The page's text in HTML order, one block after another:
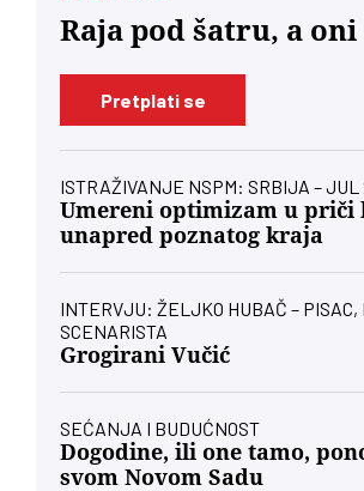
Raja pod šatru, a
Pretplati se
ISTRAŽIVANJE NSPM: SRBIJA – JUL
Umereni optimizam u priči
unapred poznatog kraja
INTERVJU: ŽELJKO HUBAČ – PISAC,
SCENARISTA
Grogirani Vučić
SEĆANJA I BUDUĆNOST
Dogodine, ili one tamo,
svom Novom Sadu